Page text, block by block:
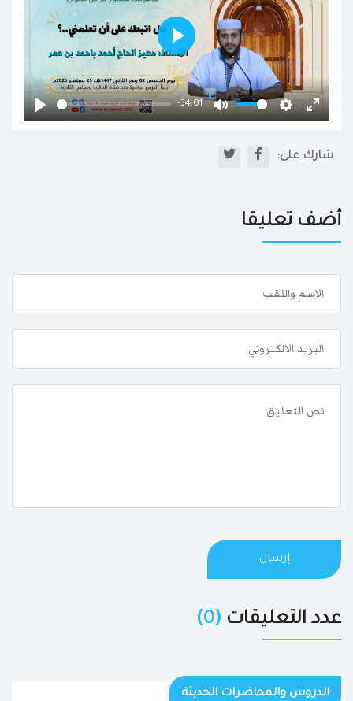
Play
-34:01
Mute Settings
Enter
Play
شارك على:
أضف تعليقا
إرسال
عدد التعليقات (0)
الدروس والمحاضرات الحديثة